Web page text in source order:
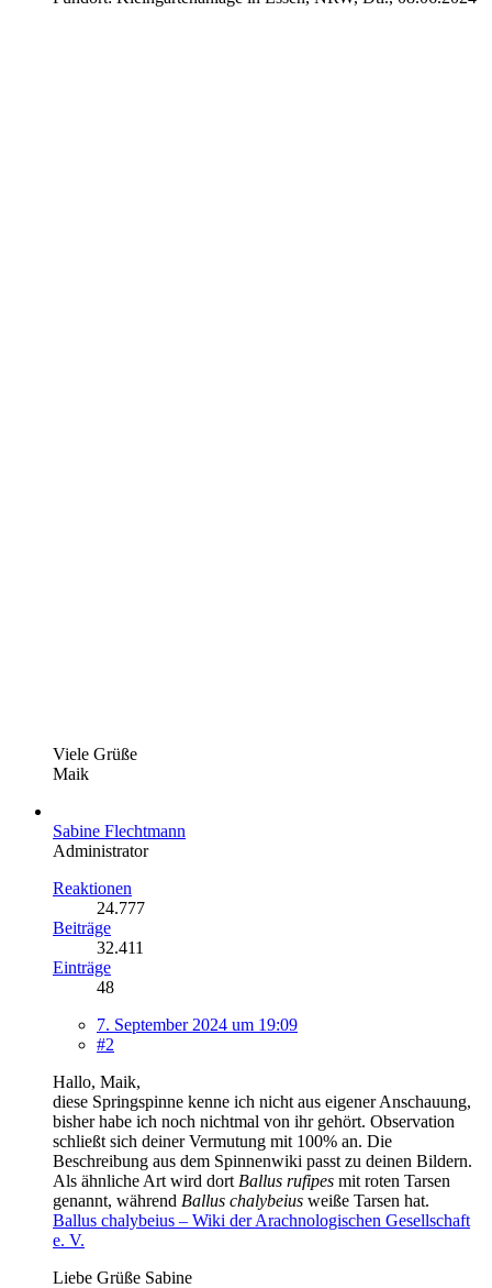
Viele Grüße
Maik
Sabine Flechtmann
Administrator
Reaktionen
24.777
Beiträge
32.411
Einträge
48
7. September 2024 um 19:09
#2
Hallo, Maik,
diese Springspinne kenne ich nicht aus eigener Anschauung,
bisher habe ich noch nichtmal von ihr gehört. Observation
schließt sich deiner Vermutung mit 100% an. Die
Beschreibung aus dem Spinnenwiki passt zu deinen Bildern.
Als ähnliche Art wird dort Ballus rufipes mit roten Tarsen
genannt, während Ballus chalybeius weiße Tarsen hat.
Ballus chalybeius – Wiki der Arachnologischen Gesellschaft
e. V.
Liebe Grüße Sabine